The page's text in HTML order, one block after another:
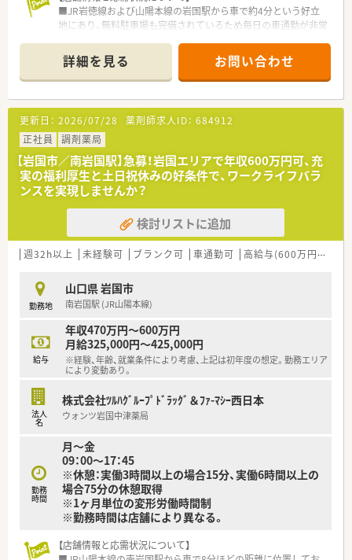
■研修制度や勉強会が充実しており、未経験からでも着実にステ
ップアップして現場の核として活躍いただけます。
■JR岩徳線および山陽本線の岩国駅から車で約4分という好立
地にあり、無料駐車場も完備されているため毎日の車通勤が非常
■主な応需科目は泌尿器科と皮膚科であり、1日あたりの処方箋
枚数は平均40枚から50枚程度で、多い日には約70枚に達しま
す。
■人員体制は薬剤師3名と事務員1名の構成で、30代から60代ま
で幅広い層が在籍しており、通常は薬剤師2名体制で運営してい
ます。
【募集背景と求める人物像について】
■2026年3月末に退職するスタッフが発生したため急募してお
り、地域医療を支える一員として即戦力で活躍できる方を求めて
います。
■年齢や経験は問わず、20代から60代まで幅広く受け入れてお
り、自分の目指すキャリアを真剣に考えて働きたい方を歓迎しま
す。
■週30時間以上の勤務が可能で、ラストの時間まで対応いただ
す。
【法人特徴について】
■東証プライム上場企業であるスズケングループの一員として、
中国地方に115店舗を展開する屈指の規模と安定した経営基盤
を誇ります。
■医療や介護および流通を網羅するグループの総合力を活かし、
地域インフラとしての役割を担う「健康サポート薬局」の展開に
注力しています。
■最新の電子天秤一体型鑑査システムなどを積極的に導入して
おり、調剤過誤を未然に防ぐための安全管理体制が非常に充実し
詳細を見る お問い合わせ
更新日： 2026/07/28 薬剤師求人ID： 684912
正社員
調剤薬局
【岩国市／南岩国駅】急募！岩国エリアで年収600万円可、充
実の福利厚生と土日祝休みの好条件で、ワークライフバラ
ンスを実現しませんか？
検討リストに追加
週32h以上 未経験可 ブランク可 車通勤可 高給与(600万円以上)
勤務地
山口県 岩国市
南岩国駅 (JR山陽本線)
給与
年収470万円～600万円
月給325,000円～425,000円
※経験、年齢、就業条件により考慮、上記は初年度の想定。勤務エリア
により変動あり。
法人
名
株式会社ﾂﾙﾊｸﾞﾙｰﾌﾟﾄﾞﾗｯｸﾞ＆ﾌｧ-ﾏｼｰ西日本
ウォンツ岩国中津薬局
勤務
時間
月～金
09：00～17：45
※休憩：実働3時間以上の場合15分、実働6時間以上の
場合75分の休憩取得
※1ヶ月単位の変形労働時間制
※勤務時間は店舗により異なる。
【店舗情報と応需状況について】